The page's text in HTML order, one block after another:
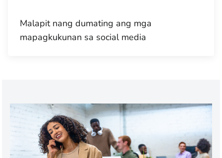
Malapit nang dumating ang mga
mapagkukunan sa social media